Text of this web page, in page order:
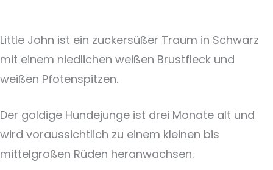
Little John ist ein zuckersüßer Traum in Schwarz
mit einem niedlichen weißen Brustfleck und
weißen Pfotenspitzen.
Der goldige Hundejunge ist drei Monate alt und
wird voraussichtlich zu einem kleinen bis
mittelgroßen Rüden heranwachsen.